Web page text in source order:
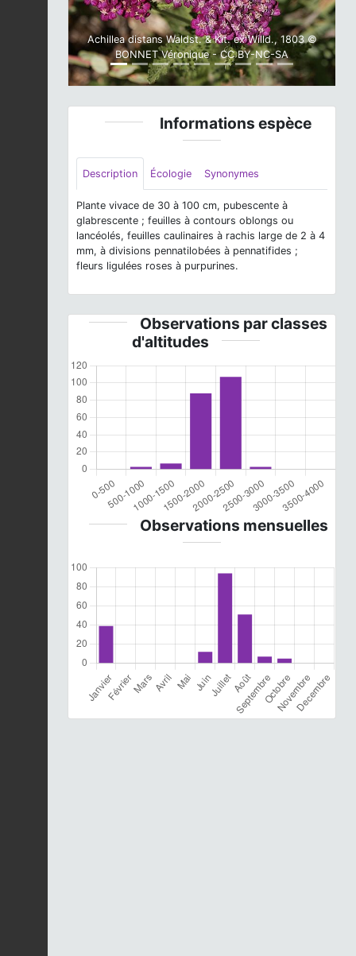
Achillea distans Waldst. & Kit. ex Willd., 1803 ©
BONNET Véronique - CC BY-NC-SA
Informations espèce
Description Écologie Synonymes
Plante vivace de 30 à 100 cm, pubescente à
glabrescente ; feuilles à contours oblongs ou
lancéolés, feuilles caulinaires à rachis large de 2 à 4
mm, à divisions pennatilobées à pennatifides ;
fleurs ligulées roses à purpurines.
Observations par classes
d'altitudes
Observations mensuelles